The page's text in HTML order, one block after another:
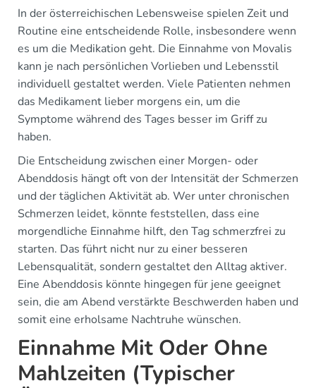
In der österreichischen Lebensweise spielen Zeit und
Routine eine entscheidende Rolle, insbesondere wenn
es um die Medikation geht. Die Einnahme von Movalis
kann je nach persönlichen Vorlieben und Lebensstil
individuell gestaltet werden. Viele Patienten nehmen
das Medikament lieber morgens ein, um die
Symptome während des Tages besser im Griff zu
haben.
Die Entscheidung zwischen einer Morgen- oder
Abenddosis hängt oft von der Intensität der Schmerzen
und der täglichen Aktivität ab. Wer unter chronischen
Schmerzen leidet, könnte feststellen, dass eine
morgendliche Einnahme hilft, den Tag schmerzfrei zu
starten. Das führt nicht nur zu einer besseren
Lebensqualität, sondern gestaltet den Alltag aktiver.
Eine Abenddosis könnte hingegen für jene geeignet
sein, die am Abend verstärkte Beschwerden haben und
somit eine erholsame Nachtruhe wünschen.
Einnahme Mit Oder Ohne
Mahlzeiten (Typischer